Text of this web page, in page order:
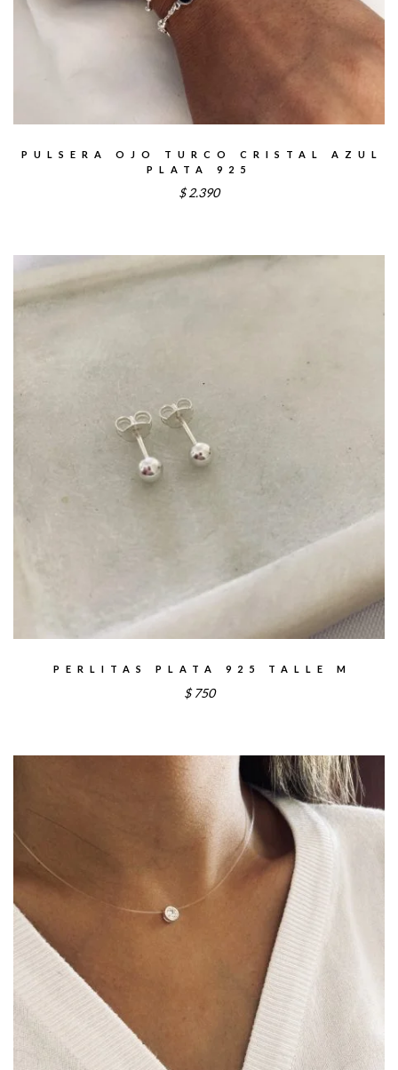
PULSERA OJO TURCO CRISTAL AZUL
PLATA 925
$ 2.390
PERLITAS PLATA 925 TALLE M
$ 750